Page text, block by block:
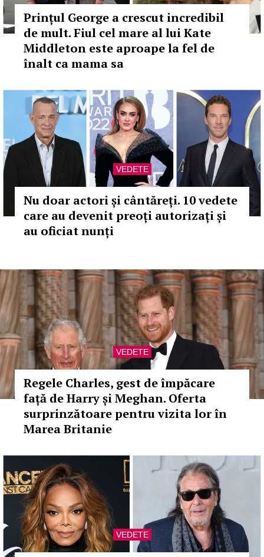
Prințul George a crescut incredibil
de mult. Fiul cel mare al lui Kate
Middleton este aproape la fel de
înalt ca mama sa
VEDETE
Nu doar actori și cântăreți. 10 vedete
care au devenit preoți autorizați și
au oficiat nunți
VEDETE
Regele Charles, gest de împăcare
față de Harry și Meghan. Oferta
surprinzătoare pentru vizita lor în
Marea Britanie
VEDETE